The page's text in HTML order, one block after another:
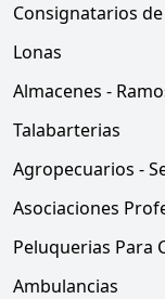
Consignatarios
Lonas
Almacenes -
Talabarterias
Agropecuarios -
Asociaciones
Peluquerias Para
Ambulancias